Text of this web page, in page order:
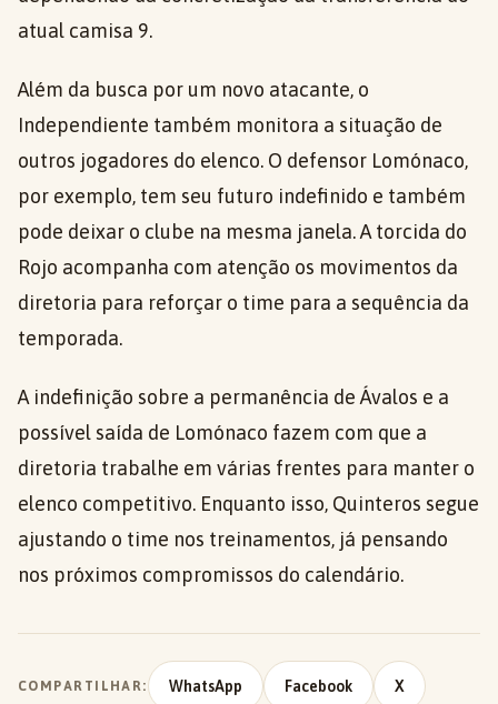
atual camisa 9.
Além da busca por um novo atacante, o
Independiente também monitora a situação de
outros jogadores do elenco. O defensor Lomónaco,
por exemplo, tem seu futuro indefinido e também
pode deixar o clube na mesma janela. A torcida do
Rojo acompanha com atenção os movimentos da
diretoria para reforçar o time para a sequência da
temporada.
A indefinição sobre a permanência de Ávalos e a
possível saída de Lomónaco fazem com que a
diretoria trabalhe em várias frentes para manter o
elenco competitivo. Enquanto isso, Quinteros segue
ajustando o time nos treinamentos, já pensando
nos próximos compromissos do calendário.
COMPARTILHAR: WhatsApp Facebook X